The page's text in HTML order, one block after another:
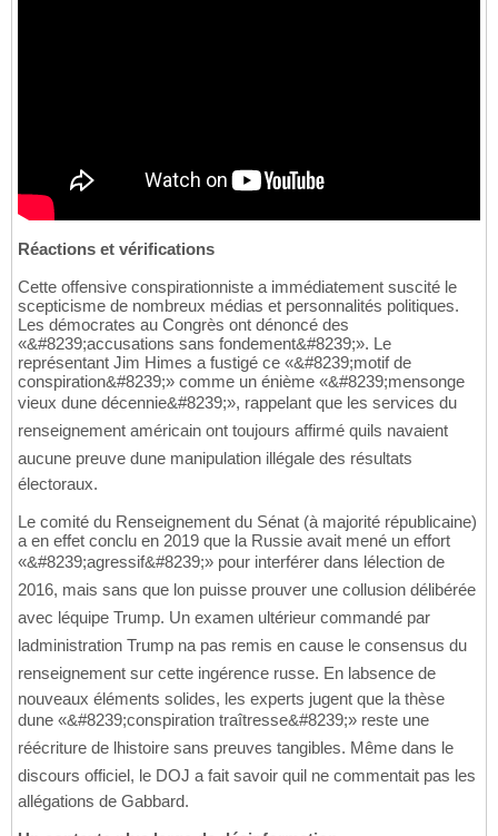
Réactions et vérifications
Cette offensive conspirationniste a immédiatement suscité le
scepticisme de nombreux médias et personnalités politiques.
Les démocrates au Congrès ont dénoncé des
«&#8239;accusations sans fondement&#8239;». Le
représentant Jim Himes a fustigé ce «&#8239;motif de
conspiration&#8239;» comme un énième «&#8239;mensonge
vieux dune décennie&#8239;», rappelant que les services du
renseignement américain ont toujours affirmé quils navaient
aucune preuve dune manipulation illégale des résultats
électoraux.
Le comité du Renseignement du Sénat (à majorité républicaine)
a en effet conclu en 2019 que la Russie avait mené un effort
«&#8239;agressif&#8239;» pour interférer dans lélection de
2016, mais sans que lon puisse prouver une collusion délibérée
avec léquipe Trump. Un examen ultérieur commandé par
ladministration Trump na pas remis en cause le consensus du
renseignement sur cette ingérence russe. En labsence de
nouveaux éléments solides, les experts jugent que la thèse
dune «&#8239;conspiration traîtresse&#8239;» reste une
réécriture de lhistoire sans preuves tangibles. Même dans le
discours officiel, le DOJ a fait savoir quil ne commentait pas les
allégations de Gabbard.